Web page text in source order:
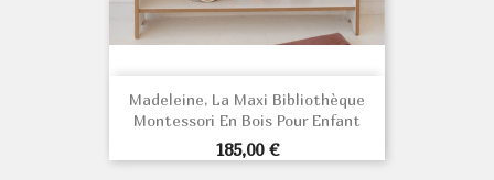
Madeleine, La Maxi Bibliothèque
Montessori En Bois Pour Enfant
Prix
185,00 €